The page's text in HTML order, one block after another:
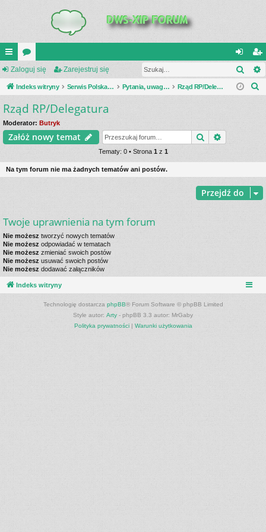
UI
C
K
_L
IN
S
or
a
al
og
ar
ej
ę
Zaloguj się Zarejestruj się
Indeks witryny Serwis Polska Podziemna Pytania, uwagi, dyskusje Rząd RP/Delegatura
Rząd RP/Delegatura
Moderator: Butryk
Załóż nowy temat Szukaj
Tematy: 0 • Strona 1 z 1
Na tym forum nie ma żadnych tematów ani postów.
Przejdź do
Twoje uprawnienia na tym forum
Nie możesz tworzyć nowych tematów
Nie możesz odpowiadać w tematach
Nie możesz zmieniać swoich postów
Nie możesz usuwać swoich postów
Nie możesz dodawać załączników
Indeks witryny
Technologię dostarcza phpBB® Forum Software © phpBB Limited
Style autor: Arty - phpBB 3.3 autor: MrGaby
Polityka prywatności| Warunki użytkowania